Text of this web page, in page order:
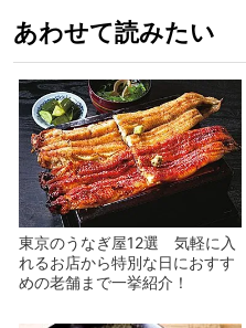
あわせて読みたい
東京のうなぎ屋12選 気軽に入
れるお店から特別な日におすす
めの老舗まで一挙紹介！